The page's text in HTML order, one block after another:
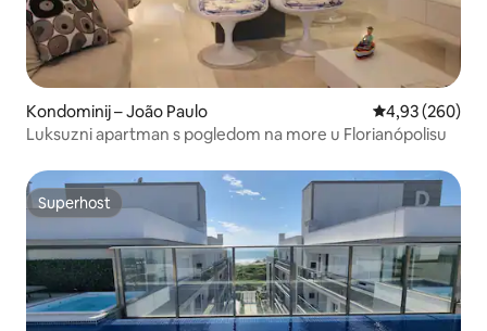
Kondominij – João Paulo Prosječna
4,93 (260)
Luksuzni apartman s pogledom na more u Florianópolisu
Superhost
Superhost